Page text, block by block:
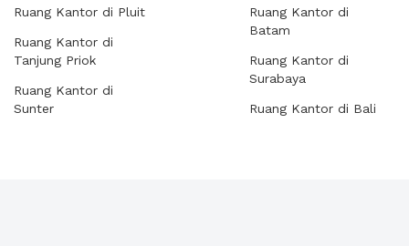
Ruang Kantor di Pluit
Ruang Kantor di
Tanjung Priok
Ruang Kantor di
Sunter
Ruang Kantor di
Batam
Ruang Kantor di
Surabaya
Ruang Kantor di Bali